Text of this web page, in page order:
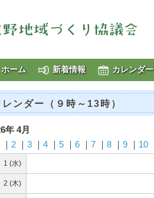
ホーム 新着情報 カレンダー
レンダー（９時～13時）
年 4月
2 3 4 5 6 7 8 9 10
1 (水)
2 (木)